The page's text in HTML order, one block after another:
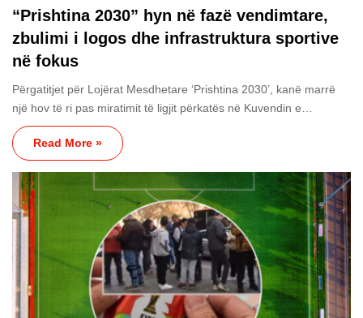
“Prishtina 2030” hyn në fazë vendimtare,
zbulimi i logos dhe infrastruktura sportive
në fokus
Përgatitjet për Lojërat Mesdhetare ‘Prishtina 2030’, kanë marrë
një hov të ri pas miratimit të ligjit përkatës në Kuvendin e…
Read More »